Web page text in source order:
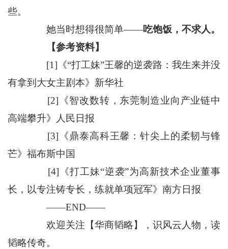
些。
她当时想得很简单——吃饱饭，不求人。
【参考资料】
[1]《“打工妹”王馨的逆袭路：我生来并没
有拿到大女主剧本》新华社
[2]《智改数转，东莞制造业向产业链中
高端攀升》人民日报
[3]《鼎泰高科王馨：针尖上的柔韧与锋
芒》福布斯中国
[4]《打工妹“逆袭”为高新技术企业董事
长，以专注铸专长，练就单项冠军》南方日报
——END——
欢迎关注【华商韬略】，识风云人物，读
韬略传奇。